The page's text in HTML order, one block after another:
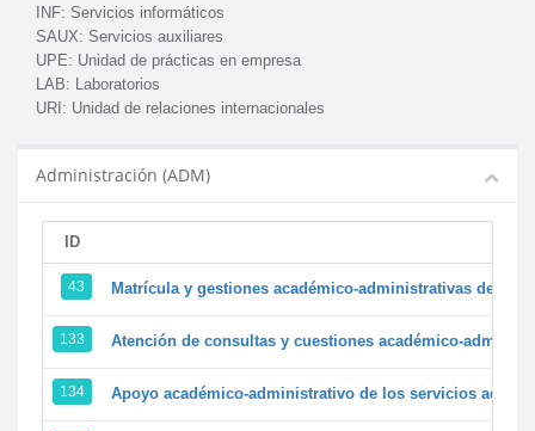
INF: Servicios informáticos
SAUX: Servicios auxiliares
UPE: Unidad de prácticas en empresa
LAB: Laboratorios
URI: Unidad de relaciones internacionales
Administración (ADM)
ID
43 Matrícula y gestiones académico-administrativas de la
133 Atención de consultas y cuestiones académico-
134 Apoyo académico-administrativo de los servicios